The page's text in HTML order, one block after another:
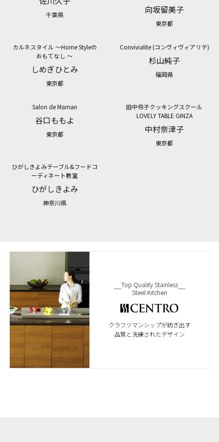
いましたが、秋はヘビロテお鍋メニューがたくさんあり
ますので、またの機会にご紹介させていただきます。朝
晩涼しくなり秋の気配が感じられますが、日中の暑さと
の気温差が大きい時期ですね。皆様体調を崩されません
よう、どうぞご自愛ください。
■CENTROの情報は
千葉県 向坂留美子
東京都
カルネスタイル ～Home Styleの
おもてなし ～
しめぎひとみ
東京都
Convivialite (コンヴィヴィアリテ)
杉山純子
福岡県
Salon de Maman
谷口ももよ
東京都
田中伶子クッキングスクール
LOVELY TABLE GINZA
中村奈津子
東京都
ひがしきよみテーブル&フードコ
ーディネート教室
ひがしきよみ
神奈川県
Top Quality Stainless
Steel Kitchen
クラフツマンシップが紡ぎ出す
品質と洗練されたデザイン